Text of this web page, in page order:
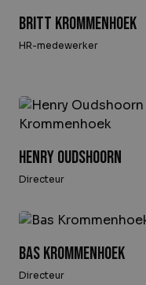
Britt Krommenhoek
HR-medewerker
Henry Oudshoorn
Directeur
Bas krommenhoek
Directeur